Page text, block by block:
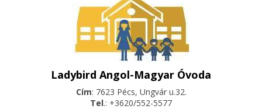
Ladybird Angol-Magyar Óvoda
Cím: 7623 Pécs, Ungvár u.32.
Tel.: +3620/552-5577